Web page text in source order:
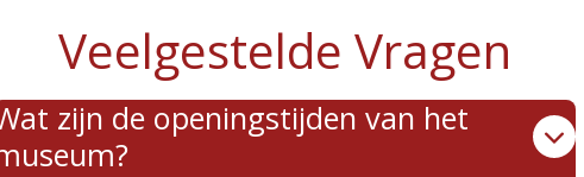
Veelgestelde Vragen
zijn de openingstijden van het